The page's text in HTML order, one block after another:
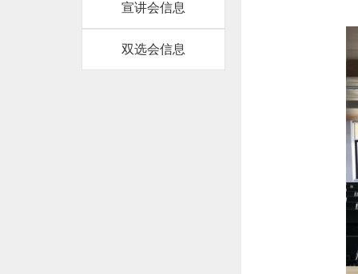
宣讲会信息
双选会信息